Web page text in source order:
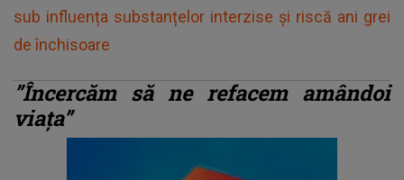
sub influența substanțelor interzise și riscă ani grei
de închisoare
”Încercăm să ne refacem amândoi
viața”